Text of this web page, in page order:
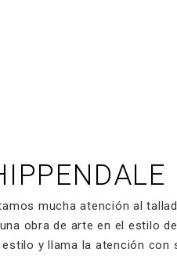
mucha atención al
obra de arte en el estilo
y llama la atención con